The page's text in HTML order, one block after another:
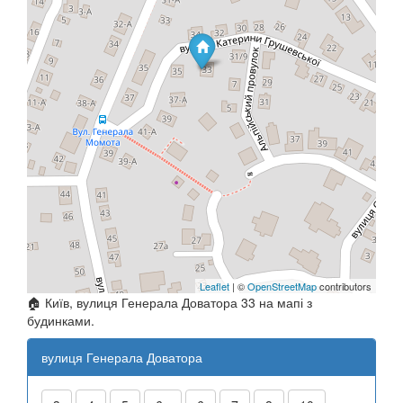
Leaflet | ©OpenStreetMapcontributors
🏠 Київ, вулиця Генерала Доватора 33 на мапі з
будинками.
вулиця Генерала Доватора